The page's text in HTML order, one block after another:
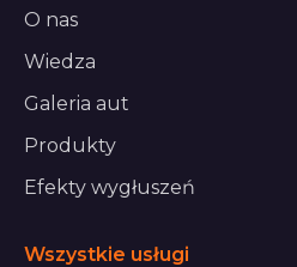
O nas
Wiedza
Galeria aut
Produkty
Efekty wygłuszeń
Wszystkie usługi